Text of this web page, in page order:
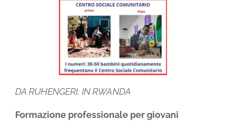
DA RUHENGERI, IN RWANDA
Formazione professionale per giovani